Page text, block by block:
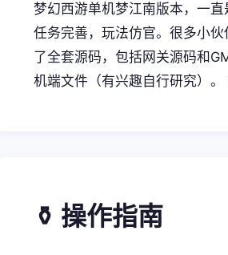
梦幻西游单机梦江南版本，一直
任务完善，玩法仿官。很多小
了全套源码，包括网关源码和
机端文件（有兴趣自行研究）。
⚱️ 操作指南